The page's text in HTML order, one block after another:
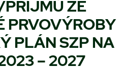
ZE
PRVOVÝROBY
PLÁN SZP NA
– 2027